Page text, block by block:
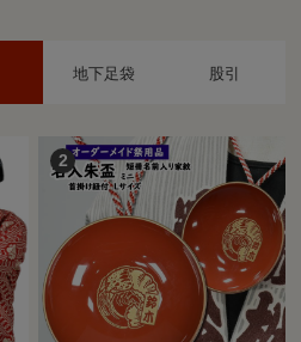
地下足袋 股引